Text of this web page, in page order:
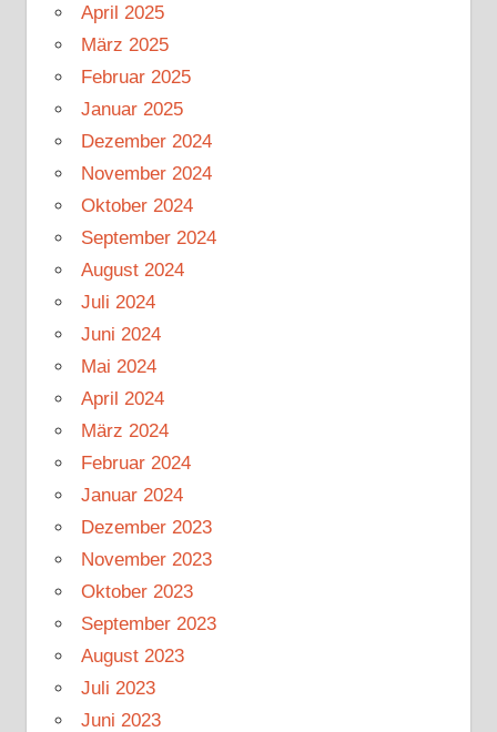
April 2025
März 2025
Februar 2025
Januar 2025
Dezember 2024
November 2024
Oktober 2024
September 2024
August 2024
Juli 2024
Juni 2024
Mai 2024
April 2024
März 2024
Februar 2024
Januar 2024
Dezember 2023
November 2023
Oktober 2023
September 2023
August 2023
Juli 2023
Juni 2023